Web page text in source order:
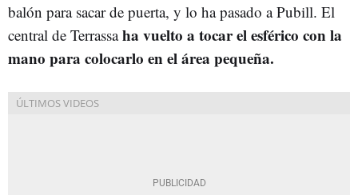
balón para sacar de puerta, y lo ha pasado a Pubill. El
central de Terrassaha vuelto a tocar el esférico con la
mano para colocarlo en el área pequeña.